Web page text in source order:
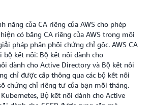
năng của CA riêng của AWS cho phép
có bằng CA riêng của AWS trong môi
pháp phân phối chứng chỉ gốc. AWS CA
bộ kết nối: Bộ kết nối dành cho
dành cho Active Directory và Bộ kết nối
chỉ được cấp thông qua các bộ kết nối
chứng chỉ riêng tư của bạn mỗi tháng.
Bộ kết nối dành cho Active